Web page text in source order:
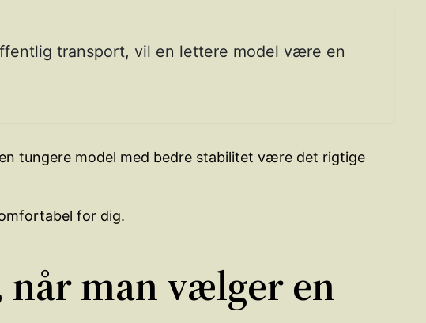
transport, vil en lettere model være en
tungere model med bedre stabilitet være det rigtige
for dig.
man vælger en